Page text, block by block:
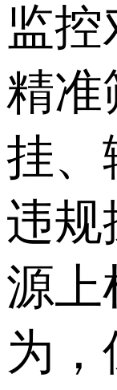
监控
精准
挂、
违规
源上
为，